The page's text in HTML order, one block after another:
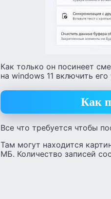
Как только он посинеет
на windows 11 включить
Как
Все что требуется чтобы
Там могут находится
МБ. Количество записей